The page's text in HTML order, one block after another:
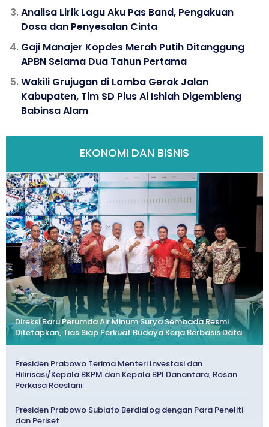
Analisa Lirik Lagu Aku Pas Band, Pengakuan
Dosa dan Penyesalan Cinta
Gaji Manajer Kopdes Merah Putih Ditanggung
APBN Selama Dua Tahun Pertama
Wakili Grujugan di Lomba Gerak Jalan
Kabupaten, Tim SD Plus Al Ishlah Digembleng
Babinsa Alam
EKONOMI DAN BISNIS
Direksi Baru Perumda Air Minum Surya Sembada Resmi
Ditetapkan, Tias Siap Perkuat Budaya Kerja Berbasis Data
Presiden Prabowo Terima Menteri Investasi dan
Hilirisasi/Kepala BKPM dan Kepala BPI Danantara, Rosan
Perkasa Roeslani
Presiden Prabowo Subiato Berdialog dengan Para Peneliti
dan Periset